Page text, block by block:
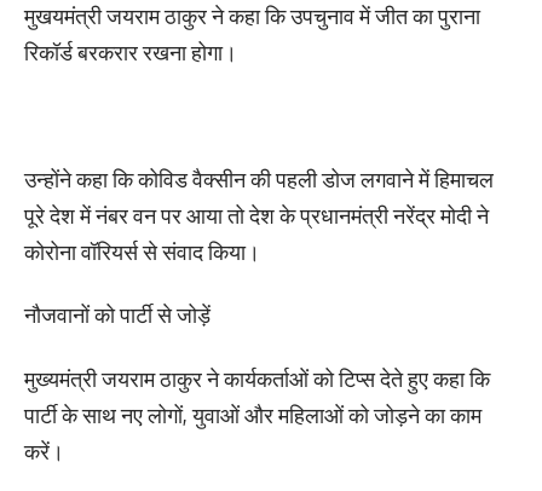
मुखयमंत्री जयराम ठाकुर ने कहा कि उपचुनाव में जीत का पुराना
रिकॉर्ड बरकरार रखना होगा।
उन्होंने कहा कि कोविड वैक्सीन की पहली डोज लगवाने में हिमाचल
पूरे देश में नंबर वन पर आया तो देश के प्रधानमंत्री नरेंद्र मोदी ने
कोरोना वॉरियर्स से संवाद किया।
नौजवानों को पार्टी से जोड़ें
मुख्यमंत्री जयराम ठाकुर ने कार्यकर्ताओं को टिप्स देते हुए कहा कि
पार्टी के साथ नए लोगों, युवाओं और महिलाओं को जोड़ने का काम
करें।